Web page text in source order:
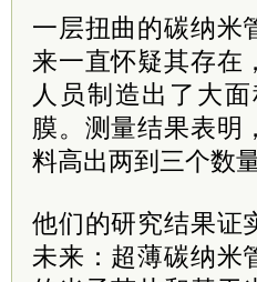
一层扭曲的碳纳米
来一直怀疑其存在
人员制造出了大
膜。测量结果表明
料高出两到三个数量
他们的研究结果证
未来：超薄碳纳米